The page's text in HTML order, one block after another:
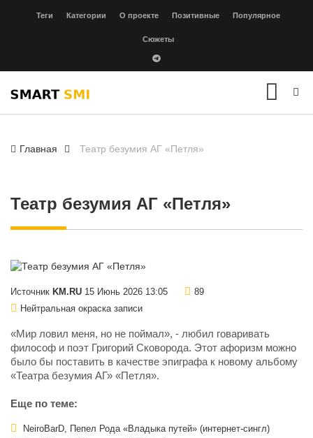
Теги Категории О проекте Позитивные Популярное
Сюжеты
Главная Театр безумия АГ «Петля»
Театр безумия АГ «Петля»
Источник KM.RU 15 Июнь 2026 13:05
89
Нейтральная окраска записи
«Мир ловил меня, но не поймал», - любил говаривать
философ и поэт Григорий Сковорода. Этот афоризм можно
было бы поставить в качестве эпиграфа к новому альбому
«Театра безумия АГ» «Петля».
Еще по теме:
NeiroBarD, Пепел Рода «Владыка путей» (интернет-сингл)